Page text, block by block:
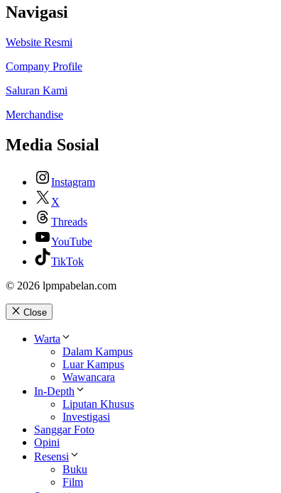
Navigasi
Website Resmi
Company Profile
Saluran Kami
Merchandise
Media Sosial
Instagram
X
Threads
YouTube
TikTok
© 2026 lpmpabelan.com
Close
Warta
Dalam Kampus
Luar Kampus
Wawancara
In-Depth
Liputan Khusus
Investigasi
Sanggar Foto
Opini
Resensi
Buku
Film